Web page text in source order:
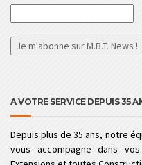
A VOTRE SERVICE DEPUIS 35
Depuis plus de 35 ans, notre
vous accompagne dans